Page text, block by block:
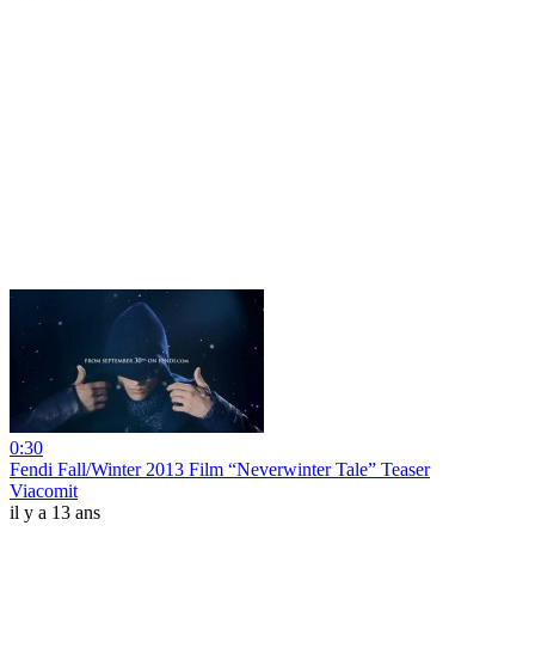
0:30
Fendi Fall/Winter 2013 Film “Neverwinter Tale” Teaser
Viacomit
il y a 13 ans